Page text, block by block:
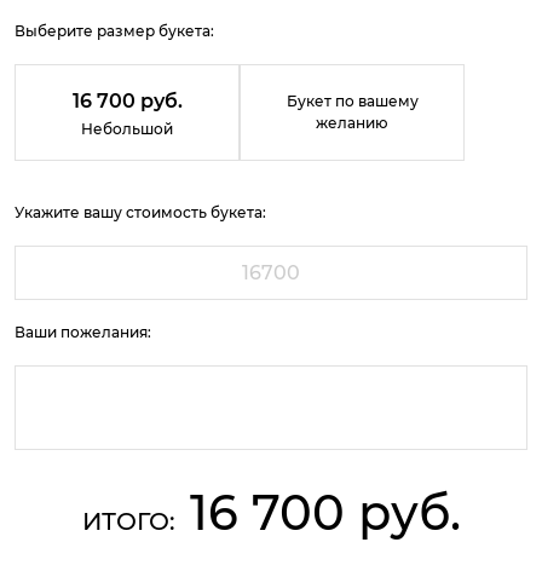
Выберите размер букета:
16 700 руб.
Небольшой
Букет по вашему
желанию
Укажите вашу стоимость букета:
Ваши пожелания:
ИТОГО: 16 700 руб.